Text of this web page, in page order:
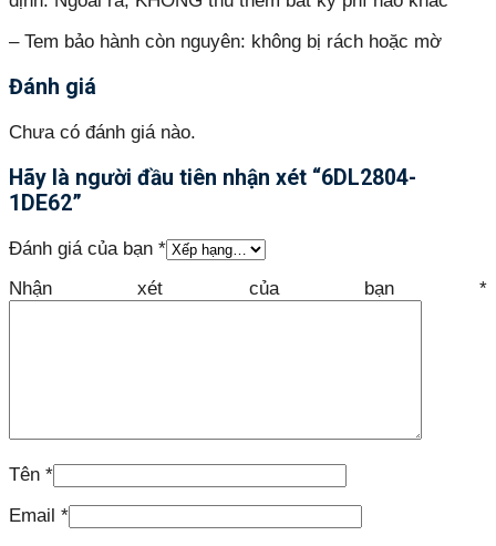
– Tem bảo hành còn nguyên: không bị rách hoặc mờ
Đánh giá
Chưa có đánh giá nào.
Hãy là người đầu tiên nhận xét “6DL2804-
1DE62”
Đánh giá của bạn *
Nhận xét của bạn *
Tên *
Email *